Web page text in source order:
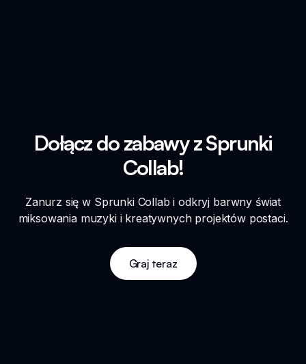
Dołącz do zabawy z Sprunki
Collab!
Zanurz się w Sprunki Collab i odkryj barwny świat
miksowania muzyki i kreatywnych projektów postaci.
Graj teraz